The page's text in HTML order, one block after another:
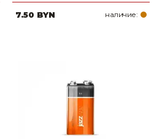
7.50 BYN наличие: